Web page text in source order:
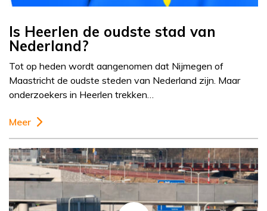
Is Heerlen de oudste stad van
Nederland?
Tot op heden wordt aangenomen dat Nijmegen of
Maastricht de oudste steden van Nederland zijn. Maar
onderzoekers in Heerlen trekken…
Meer